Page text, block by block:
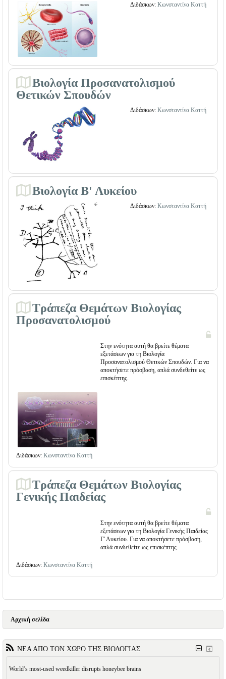
Διδάσκων:Κωνσταντίνα Καττή
Βιολογία Προσανατολισμού
Θετικών Σπουδών
Διδάσκων:Κωνσταντίνα Καττή
Βιολογία Β' Λυκείου
Διδάσκων:Κωνσταντίνα Καττή
Τράπεζα Θεμάτων Βιολογίας
Προσανατολισμού
Στην ενότητα αυτή θα βρείτε θέματα
εξετάσεων για τη Βιολογία
Προσανατολισμού Θετικών Σπουδών. Για να
αποκτήσετε πρόσβαση, απλά συνδεθείτε ως
επισκέπτης.
Διδάσκων: Κωνσταντίνα Καττή
Τράπεζα Θεμάτων Βιολογίας
Γενικής Παιδείας
Στην ενότητα αυτή θα βρείτε θέματα
εξετάσεων για τη Βιολογία Γενικής Παιδείας
Γ' Λυκείου. Για να αποκτήσετε πρόσβαση,
απλά συνδεθείτε ως επισκέπτης.
Διδάσκων: Κωνσταντίνα Καττή
Αρχική σελίδα
ΝΕΑ ΑΠΟ ΤΟΝ ΧΩΡΟ ΤΗΣ ΒΙΟΛΟΓΙΑΣ
World’s most-used weedkiller disrupts honeybee brains